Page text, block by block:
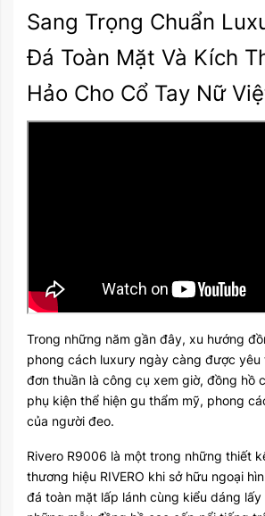
Sang Trọng Chuẩn
Đá Toàn Mặt Và Kích
Hảo Cho Cổ Tay Nữ
Trong những năm gần đây, xu hướng
phong cách luxury ngày càng được yêu
đơn thuần là công cụ xem giờ, đồng hồ
phụ kiện thể hiện gu thẩm mỹ, phong
của người đeo.
Rivero R9006 là một trong những thiết
thương hiệu RIVERO khi sở hữu ngoại
đá toàn mặt lấp lánh cùng kiểu dáng